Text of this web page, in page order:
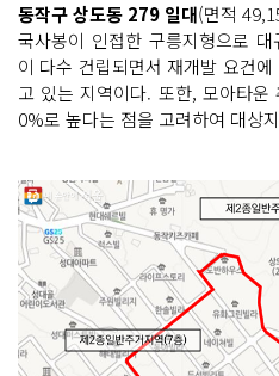
동작구 상도동 279 일대(면적
국사봉이 인접한 구릉지형으로
이 다수 건립되면서 재개발 요건
고 있는 지역이다. 또한, 모아타
0%로 높다는 점을 고려하여 대상